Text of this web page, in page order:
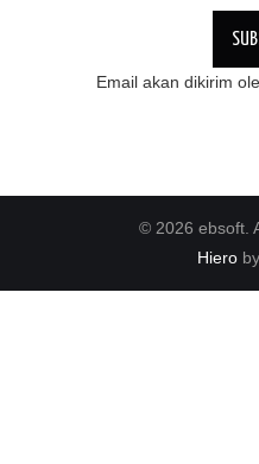
Email akan dikirim
© 2026 ebsoft.
Hiero